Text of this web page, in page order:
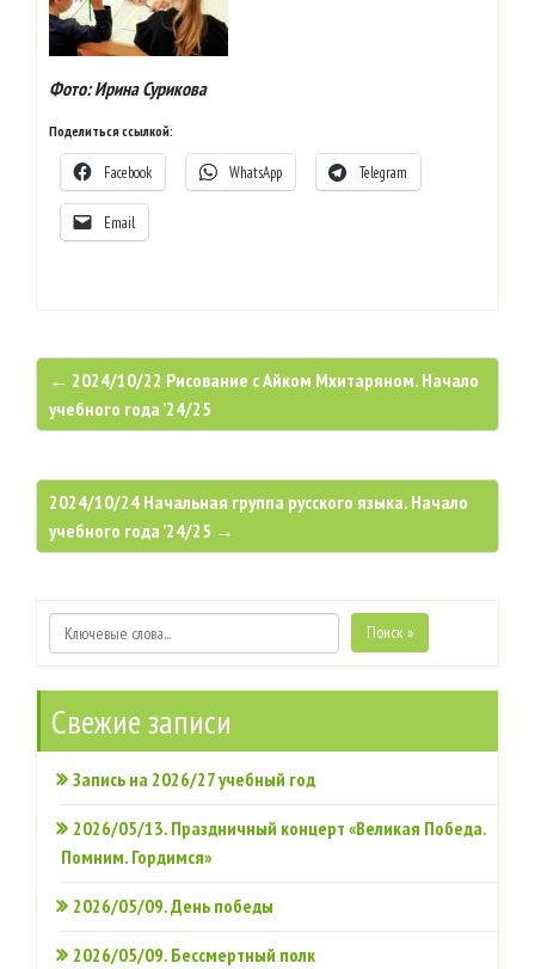
Фото: Ирина Сурикова
Поделиться ссылкой:
Facebook WhatsApp Telegram
Email
← 2024/10/22 Рисование с Айком Мхитаряном. Начало
учебного года ’24/25
2024/10/24 Начальная группа русского языка. Начало
учебного года ’24/25 →
Поиск »
Свежие записи
Запись на 2026/27 учебный год
2026/05/13. Праздничный концерт «Великая Победа.
Помним. Гордимся»
2026/05/09. День победы
2026/05/09. Бессмертный полк